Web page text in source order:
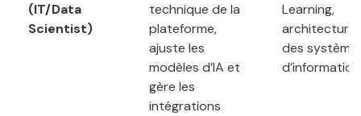
(IT/Data
Scientist)
technique de la
plateforme,
ajuste les
modèles d’IA et
gère les
intégrations
Learning,
architecture
des